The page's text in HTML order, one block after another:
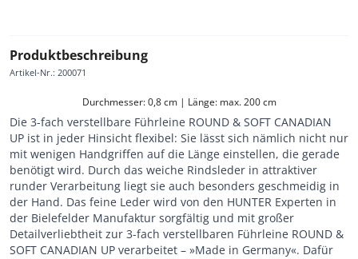
Produktbeschreibung
Artikel-Nr.: 200071
Durchmesser: 0,8 cm | Länge: max. 200 cm
Die 3-fach verstellbare Führleine ROUND & SOFT CANADIAN
UP ist in jeder Hinsicht flexibel: Sie lässt sich nämlich nicht nur
mit wenigen Handgriffen auf die Länge einstellen, die gerade
benötigt wird. Durch das weiche Rindsleder in attraktiver
runder Verarbeitung liegt sie auch besonders geschmeidig in
der Hand. Das feine Leder wird von den HUNTER Experten in
der Bielefelder Manufaktur sorgfältig und mit großer
Detailverliebtheit zur 3-fach verstellbaren Führleine ROUND &
SOFT CANADIAN UP verarbeitet – »Made in Germany«. Dafür